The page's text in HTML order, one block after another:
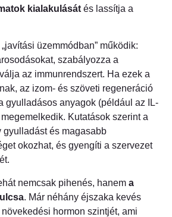
kialakulását és lassítja a
üzemmódban” működik:
szabályozza a
az immunrendszert. Ha ezek a
az izom- és szöveti regeneráció
gyulladásos anyagok (például az IL-
Kutatások szerint a
gyulladást és magasabb
okozhat, és gyengíti a szervezet
nemcsak pihenés, hanem a
. Már néhány éjszaka kevés
hormon szintjét, ami